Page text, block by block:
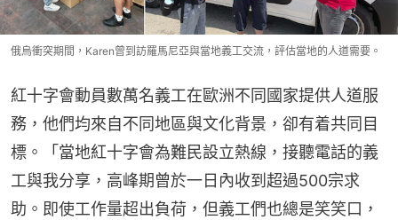
俄烏衝突期間，Karen曾到訪羅馬尼亞與當地義工交流，評估當地的人道需要。
紅十字會動員數萬名義工在歐洲不同國家提供人道服
務，他們均來自不同地區與文化背景，卻有着共同目
標。「當地紅十字會為難民設立熱線，接聽電話的義
工與我分享，高峰期曾於一日內收到超過500宗求
助。即使工作量超出負荷，但義工們也總是笑笑口，